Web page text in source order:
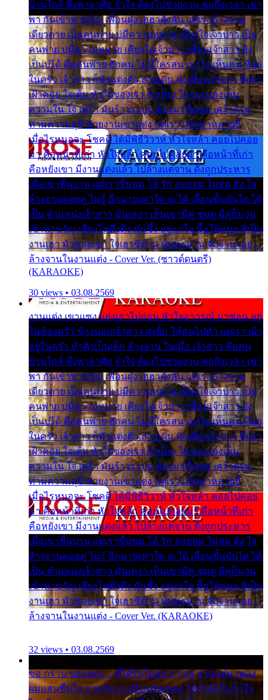
บ้านใกล้ พึ่งพาอาศัย จำใจ ต้องไปช่วยงาน พอถึงเวลา เขา
พา กันเข้าพาขวัญ เพื่อนฝูง เฮฮาดังลั่น แต่เราล้างจาน
เดียวดาย เป็นคนพ่าย บ่มีความหมาย เคียงใจเจ้าบ่าว เป็น
คนพ่าย บ่มีความหมาย เคียงใจเจ้าบ่าว เพื่อนเจ้าสาว ยัง
เป็นบ่ได้ คือคนพ่าย ฮักคน ไม่มีใครสน เขาไม่เห็นคน ที่อยู่
ในครัว เจ้าสาว ก็มัวแต่งตัว สวยเด่น นั่งเคียงเจ้าบ่าว ที่เขา
เฝ้าคอย ใจเต้น หัวใจของเรา ลำเค็ญ ใครจะมองเห็น
ความใน ใจ เศร้า มันร้าวระบม ต้องมาขื่นขม เศร้าตรม
ท่ามความสุขี ช่วยงานเขาแต่ง แต่เรา แล้งมาหลายปี
เมื่อไรหนอจะ โชคดี ได้มีพิธีวิวาห์ หัวใจหล้า คอยไปคอย
มา คือหน้าที่เก่า หัวใจหล้า คอยไปคอยมา คือหน้าที่เก่า
คือหยังเขา มีงานแต่งแล้ว ไปล้างแต่จาน ดั่งถูกประหาร
เมื่อเขาชื่นบาน แต่เราขื่นขม โอ้ รัก ลอยลม ไม่สม ดัง ใจ
ล้างจานคอยคู่ ไม่รู้ อีกนานเท่าใด จะได้ เลื่อนขั้นบันได ได้
เป็น ตำแหน่งเจ้าสาว มันเหงา เห็นเขามีคู่ ซมดู มีคู่ก็ม่วน
เข้าพาขวัญ เสียงโห่ตึงตึง มันซึ้ง อยู่แก่ใจ มื้อใด๋หนอ สิเป็น
งานเฮา มัวซอยเขา ใจเฮาซิด้าน มันทรมาน จับจาน เอย…
ล้างจานในงานแต่ง - Cover Ver. (ซาวด์ดนตรี)
(KARAOKE)
30 views • 03.08.2569
งานแต่ง เขาแซง แย่งเอาไปก่อน หัวใจอาวรณ์ มาซ่อน อยู่
ในห้องครัว ข้างนอกเจ้าสาว ส่งยิ้ม ให้คนไปทั่ว แต่เรา เฝ้า
อยู่ในครัว ทำตัวเป็นเด็ก ล้างจาน ในเมื่อ เจ้าสาว คือคน
บ้านใกล้ พึ่งพาอาศัย จำใจ ต้องไปช่วยงาน พอถึงเวลา เขา
พา กันเข้าพาขวัญ เพื่อนฝูง เฮฮาดังลั่น แต่เราล้างจาน
เดียวดาย เป็นคนพ่าย บ่มีความหมาย เคียงใจเจ้าบ่าว เป็น
คนพ่าย บ่มีความหมาย เคียงใจเจ้าบ่าว เพื่อนเจ้าสาว ยัง
เป็นบ่ได้ คือคนพ่าย ฮักคน ไม่มีใครสน เขาไม่เห็นคน ที่อยู่
ในครัว เจ้าสาว ก็มัวแต่งตัว สวยเด่น นั่งเคียงเจ้าบ่าว ที่เขา
เฝ้าคอย ใจเต้น หัวใจของเรา ลำเค็ญ ใครจะมองเห็น
ความใน ใจ เศร้า มันร้าวระบม ต้องมาขื่นขม เศร้าตรม
ท่ามความสุขี ช่วยงานเขาแต่ง แต่เรา แล้งมาหลายปี
เมื่อไรหนอจะ โชคดี ได้มีพิธีวิวาห์ หัวใจหล้า คอยไปคอย
มา คือหน้าที่เก่า หัวใจหล้า คอยไปคอยมา คือหน้าที่เก่า
คือหยังเขา มีงานแต่งแล้ว ไปล้างแต่จาน ดั่งถูกประหาร
เมื่อเขาชื่นบาน แต่เราขื่นขม โอ้ รัก ลอยลม ไม่สม ดัง ใจ
ล้างจานคอยคู่ ไม่รู้ อีกนานเท่าใด จะได้ เลื่อนขั้นบันได ได้
เป็น ตำแหน่งเจ้าสาว มันเหงา เห็นเขามีคู่ ซมดู มีคู่ก็ม่วน
เข้าพาขวัญ เสียงโห่ตึงตึง มันซึ้ง อยู่แก่ใจ มื้อใด๋หนอ สิเป็น
งานเฮา มัวซอยเขา ใจเฮาซิด้าน มันทรมาน จับจาน เอย…
ล้างจานในงานแต่ง - Cover Ver. (KARAOKE)
32 views • 03.08.2569
ขอ กราบ ขอบคุณ.... ที่ได้รับไออุ่น การุณ จากแฟน เพลง
ผมแสนชื่นใจ หายวังเวง เมื่อแฟนเพลง ให้กำลังใจ น้ำใจ